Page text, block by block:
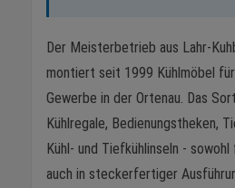
Der Meisterbetrieb aus Lahr-
montiert seit 1999 Kühlmöbel
Gewerbe in der Ortenau. Das
Kühlregale, Bedienungstheken,
Kühl- und Tiefkühlinseln -
auch in steckerfertiger